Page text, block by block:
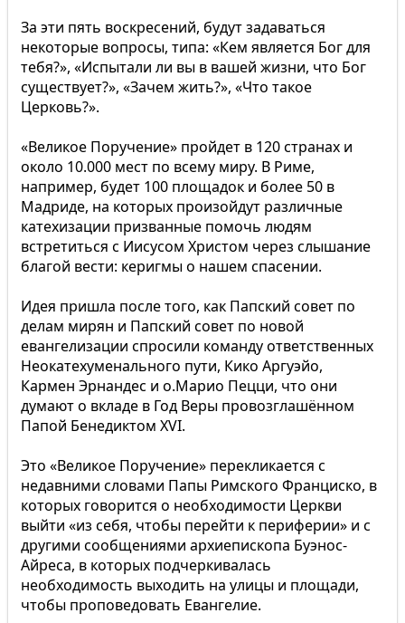
За эти пять воскресений, будут задаваться
некоторые вопросы, типа: «Кем является Бог для
тебя?», «Испытали ли вы в вашей жизни, что Бог
существует?», «Зачем жить?», «Что такое
Церковь?».
«Великое Поручение» пройдет в 120 странах и
около 10.000 мест по всему миру. В Риме,
например, будет 100 площадок и более 50 в
Мадриде, на которых произойдут различные
катехизации призванные помочь людям
встретиться с Иисусом Христом через слышание
благой вести: керигмы о нашем спасении.
Идея пришла после того, как Папский совет по
делам мирян и Папский совет по новой
евангелизации спросили команду ответственных
Неокатехуменального пути, Кико Аргуэйо,
Кармен Эрнандес и о.Марио Пецци, что они
думают о вкладе в Год Веры провозглашённом
Папой Бенедиктом XVI.
Это «Великое Поручение» перекликается с
недавними словами Папы Римского Франциско, в
которых говорится о необходимости Церкви
выйти «из себя, чтобы перейти к периферии» и с
другими сообщениями архиепископа Буэнос-
Айреса, в которых подчеркивалась
необходимость выходить на улицы и площади,
чтобы проповедовать Евангелие.